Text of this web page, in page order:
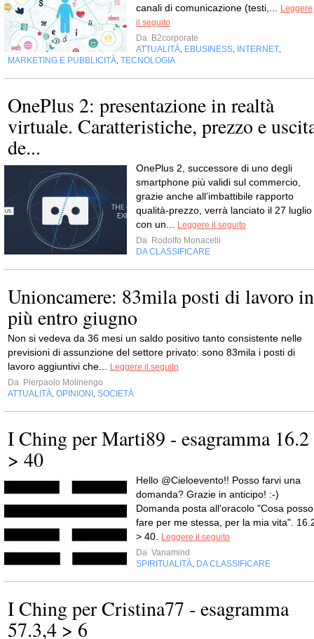
canali di comunicazione (testi,...
Leggere
il seguito
Da B2corporate
ATTUALITÀ EBUSINESS INTERNET
MARKETING E PUBBLICITÀ TECNOLOGIA
OnePlus 2: presentazione in realtà
virtuale. Caratteristiche, prezzo e
de...
OnePlus 2, successore di uno degli
smartphone più validi sul commercio,
grazie anche all’imbattibile rapporto
qualità-prezzo, verrà lanciato il 27 luglio
con un...
Leggere il seguito
Da Rodolfo Monacelli
DA CLASSIFICARE
Unioncamere: 83mila posti di lavoro in
più entro giugno
Non si vedeva da 36 mesi un saldo positivo tanto consistente nelle
previsioni di assunzione del settore privato: sono 83mila i posti di
lavoro aggiuntivi che...
Leggere il seguito
Da Pierpaolo Molinengo
ATTUALITÀ OPINIONI SOCIETÀ
I Ching per Marti89 - esagramma 16.2
> 40
Hello @Cieloevento!! Posso farvi una
domanda? Grazie in anticipo! :-)
Domanda posta all'oracolo "Cosa posso
fare per me stessa, per la mia vita".
> 40.
Leggere il seguito
Da Vanamind
SPIRITUALITÀ DA CLASSIFICARE
I Ching per Cristina77 - esagramma
57.3,4 > 6